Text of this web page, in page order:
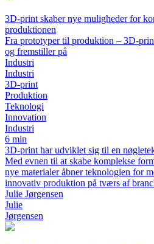
3D-print skaber nye muligheder for
produktionen
Fra prototyper til produktion – 3D-
og fremstiller på
Industri
Industri
3D-print
Produktion
Teknologi
Innovation
Industri
6 min
3D-print har udviklet sig til en
Med evnen til at skabe komplekse
nye materialer åbner teknologien for
innovativ produktion på tværs af
Julie Jørgensen
Julie
Jørgensen